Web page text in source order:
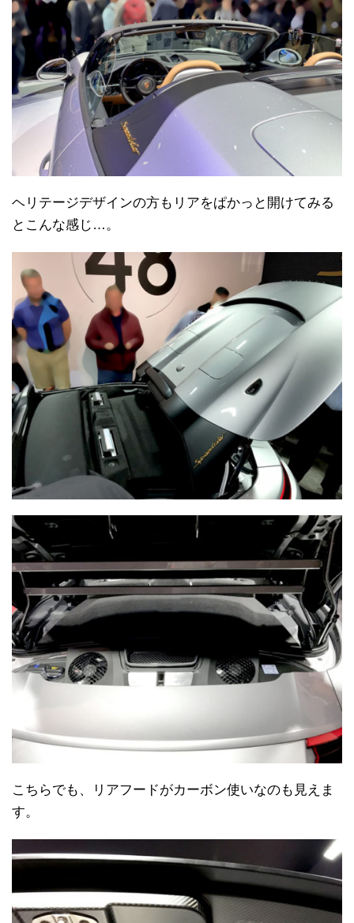
ヘリテージデザインの方もリアをぱかっと開けてみる
とこんな感じ…。
こちらでも、リアフードがカーボン使いなのも見えま
す。